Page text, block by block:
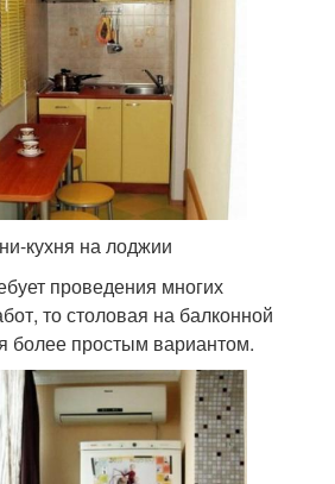
кухня на лоджии
проведения многих
то столовая на балконной
более простым вариантом.